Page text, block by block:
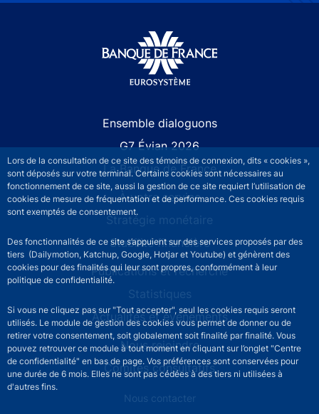
Lors de la consultation de ce site des témoins de connexion, dits « cookies »,
sont déposés sur votre terminal. Certains cookies sont nécessaires au
fonctionnement de ce site, aussi la gestion de ce site requiert l’utilisation de
cookies de mesure de fréquentation et de performance. Ces cookies requis
sont exemptés de consentement.
Des fonctionnalités de ce site s’appuient sur des services proposés par des
tiers (Dailymotion, Katchup, Google, Hotjar et Youtube) et génèrent des
cookies pour des finalités qui leur sont propres, conformément à leur
politique de confidentialité.
Si vous ne cliquez pas sur "Tout accepter", seul les cookies requis seront
utilisés. Le module de gestion des cookies vous permet de donner ou de
retirer votre consentement, soit globalement soit finalité par finalité. Vous
pouvez retrouver ce module à tout moment en cliquant sur l’onglet "Centre
de confidentialité" en bas de page. Vos préférences sont conservées pour
une durée de 6 mois. Elles ne sont pas cédées à des tiers ni utilisées à
d'autres fins.
Ensemble dialoguons
G7 Évian 2026
La Banque de France
À votre service
Stratégie monétaire
Stabilité financière
Publications et recherche
Statistiques
Actualités et événements
Nous rejoindre
Comités consultatifs
Footer secondary menuNous contacter